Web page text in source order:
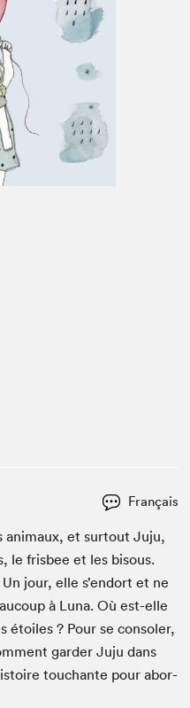
Français
ani­maux, et surtout Juju,
le fris­bee et les bisous.
jour, elle s’endort et ne
à Luna. Où est-elle
étoiles ? Pour se con­sol­er,
garder Juju dans
touchante pour abor­